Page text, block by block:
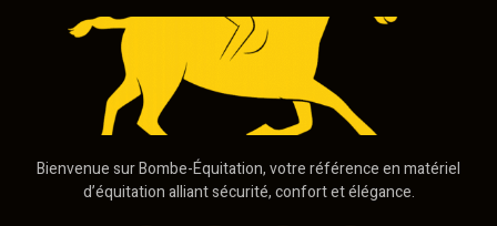
Bienvenue sur Bombe-Équitation, votre référence en matériel
d’équitation alliant sécurité, confort et élégance.